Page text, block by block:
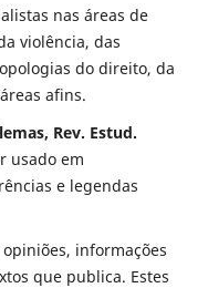
nas áreas de
violência, das
do direito, da
afins.
Rev. Estud.
usado em
e legendas
informações
que publica. Estes